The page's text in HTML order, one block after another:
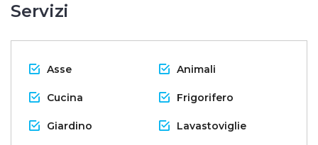
Servizi
Asse Animali
Cucina Frigorifero
Giardino Lavastoviglie